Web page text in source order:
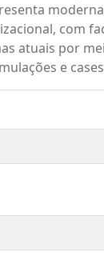
com
atuais por
e